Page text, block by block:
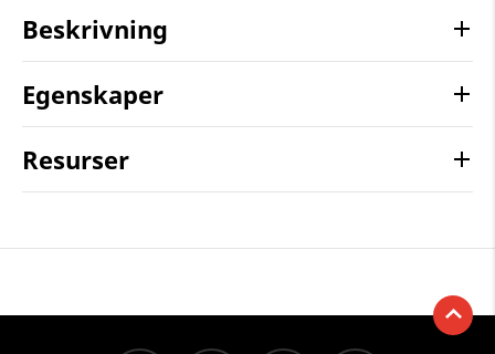
Beskrivning
Egenskaper
Resurser